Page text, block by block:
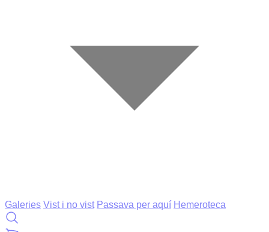
Galeries Vist i no vist Passava per aquí Hemeroteca